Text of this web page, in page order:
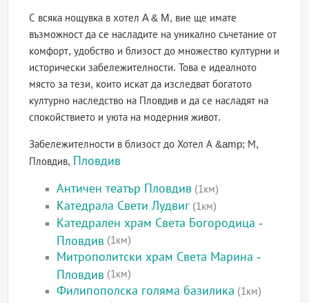
С всяка нощувка в хотел A & M, вие ще имате
възможност да се насладите на уникално съчетание от
комфорт, удобство и близост до множество културни и
исторически забележителности. Това е идеалното
място за тези, които искат да изследват богатото
културно наследство на Пловдив и да се насладят на
спокойствието и уюта на модерния живот.
Забележителности в близост до Хотел А &amp; М,
Пловдив, Пловдив
Античен театър Пловдив (1км)
Катедрала Свети Лудвиг (1км)
Катедрален храм Света Богородица -
Пловдив (1км)
Митрополитски храм Света Марина -
Пловдив (1км)
Филипополска голяма базилика (1км)